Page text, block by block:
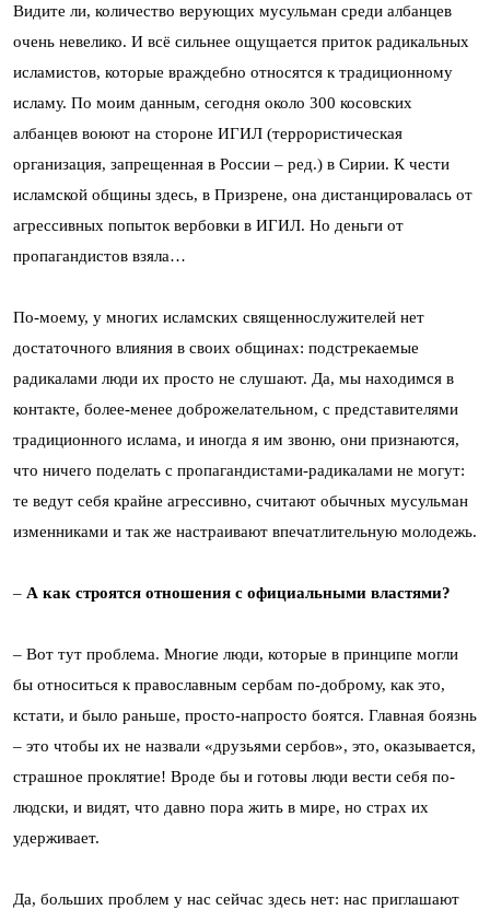
Видите ли, количество верующих мусульман среди албанцев
очень невелико. И всё сильнее ощущается приток радикальных
исламистов, которые враждебно относятся к традиционному
исламу. По моим данным, сегодня около 300 косовских
албанцев воюют на стороне ИГИЛ (террористическая
организация, запрещенная в России – ред.) в Сирии. К чести
исламской общины здесь, в Призрене, она дистанцировалась от
агрессивных попыток вербовки в ИГИЛ. Но деньги от
пропагандистов взяла…
По-моему, у многих исламских священнослужителей нет
достаточного влияния в своих общинах: подстрекаемые
радикалами люди их просто не слушают. Да, мы находимся в
контакте, более-менее доброжелательном, с представителями
традиционного ислама, и иногда я им звоню, они признаются,
что ничего поделать с пропагандистами-радикалами не могут:
те ведут себя крайне агрессивно, считают обычных мусульман
изменниками и так же настраивают впечатлительную молодежь.
– А как строятся отношения с официальными властями?
– Вот тут проблема. Многие люди, которые в принципе могли
бы относиться к православным сербам по-доброму, как это,
кстати, и было раньше, просто-напросто боятся. Главная боязнь
– это чтобы их не назвали «друзьями сербов», это, оказывается,
страшное проклятие! Вроде бы и готовы люди вести себя по-
людски, и видят, что давно пора жить в мире, но страх их
удерживает.
Да, больших проблем у нас сейчас здесь нет: нас приглашают